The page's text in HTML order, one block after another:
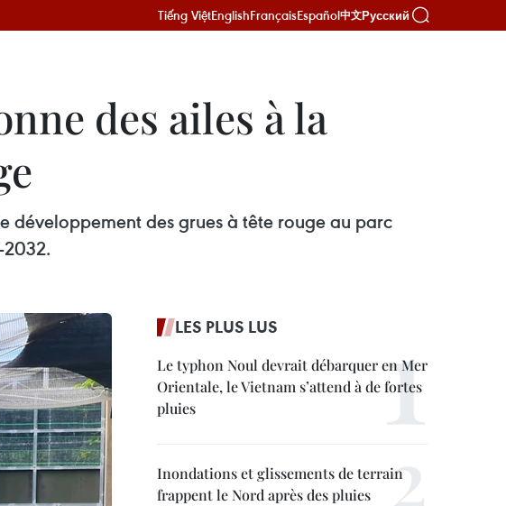
Tiếng ViệtEnglishFrançaisEspañol中文Русский
des ailes à la
développement des grues à tête rouge au parc
LES PLUS LUS
Le typhon Noul devrait débarquer en Mer
Orientale, le Vietnam s’attend à de fortes
pluies
Inondations et glissements de terrain
frappent le Nord après des pluies